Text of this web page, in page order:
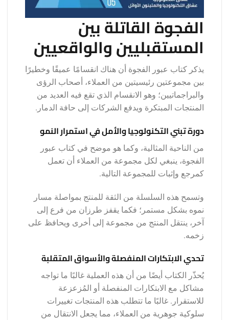
الفجوة القاتلة بين
المستقبليين والواقعيين
يذكر كتاب عبور الفجوة أن هناك انقسامًا عميقًا وخطيرًا
بين مجموعتين رئيسيتين من العملاء، أصحاب الرؤى
والبراجماتيين؛ وهو الانقسام الذي تقع فيه العديد من
المنتجات المبتكرة ويدفع الشركات إلى حافة الدمار.
دورة تبني التكنولوجيا والأمل في استمرار النمو
من الناحية المثالية، وكما هو موضح في كتاب عبور
الفجوة، ينبغي لكل مجموعة من العملاء أن تعمل
كمرجع وإثبات للمجموعة التالية.
وتسمح هذه السلسلة من الثقة للمنتج بمواصلة مسار
نموه بشكل مستمر؛ فكما يقفز طرزان من فرع إلى
آخر، ينتقل المنتج من مجموعة إلى أخرى ويحافظ على
زخمه.
تحدي الابتكارات المنفصلة والأسواق المتقلبة
يُحذّر الكتاب أيضًا من أن هذه العملية غالبًا ما تواجه
مشاكل مع الابتكارات المنفصلة أو المُزعزعة
للاستقرار. غالبًا ما تتطلب هذه المنتجات تغييرات
سلوكية جوهرية من العملاء، مما يجعل الانتقال من